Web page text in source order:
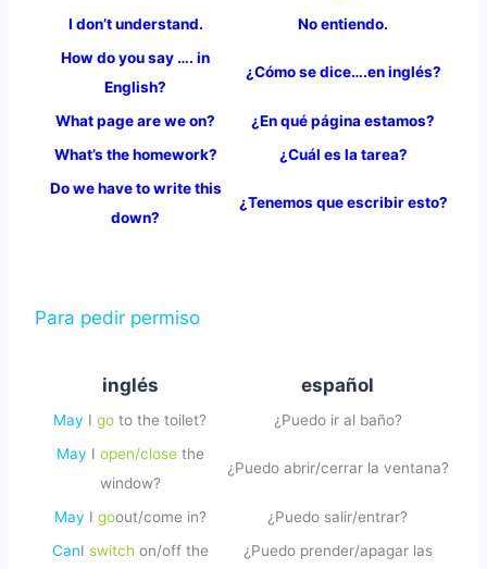
I don’t understand.
No entiendo.
How do you say …. in
English?
¿Cómo se dice….en inglés?
What page are we on?
¿En qué página estamos?
What’s the homework?
¿Cuál es la tarea?
Do we have to write this
down?
¿Tenemos que escribir esto?
Para pedir permiso
inglés español
May I go to the toilet?
¿Puedo ir al baño?
May I open/close the
window?
¿Puedo abrir/cerrar la ventana?
May I goout/come in?
¿Puedo salir/entrar?
CanI switch on/off the
¿Puedo prender/apagar las